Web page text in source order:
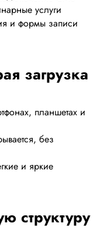
услуги
и формы записи
загрузка
планшетах и
без
и яркие
структуру